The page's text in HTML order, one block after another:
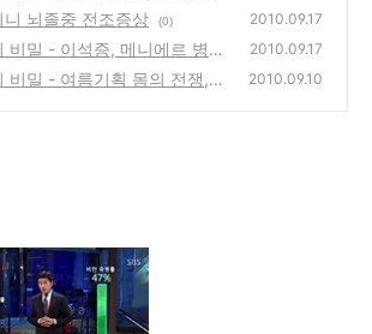
뇌졸중 전조증상 (0) 2010.09.17
비밀 - 이석증, 메니에르 병,
극한의 고통, 어지럼증
(0)
2010.09.17
비밀 - 여름기획 몸의 전쟁,
2010.09.10